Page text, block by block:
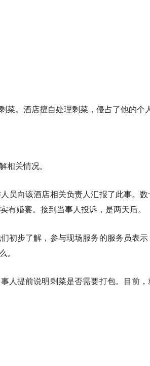
菜。酒店擅自处理剩菜，侵占了他的个
关情况。
员向该酒店相关负责人汇报了此事。
婚宴。接到当事人投诉，是两天后。
初步了解，参与现场服务的服务员表
人提前说明剩菜是否需要打包。目前